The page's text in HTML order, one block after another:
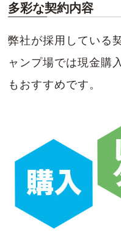
多彩な契約内容
弊社が採用している
ャンプ場では現金購
もおすすめです。